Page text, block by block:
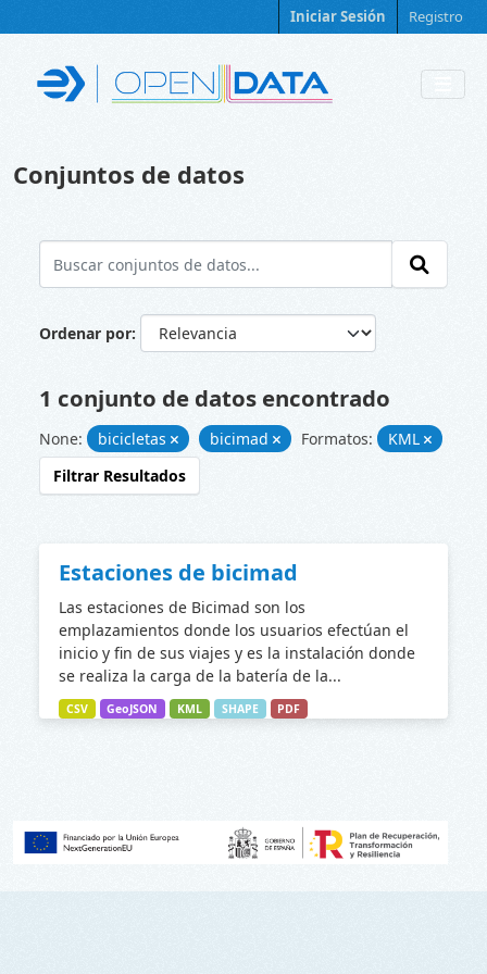
Iniciar Sesión Registro
Conjuntos de datos
Ordenar por
1 conjunto de datos encontrado
None: bicicletas bicimad Formatos:
KML
Filtrar Resultados
Estaciones de bicimad
Las estaciones de Bicimad son los
emplazamientos donde los usuarios efectúan el
inicio y fin de sus viajes y es la instalación donde
se realiza la carga de la batería de la...
CSV GeoJSON KML SHAPE PDF